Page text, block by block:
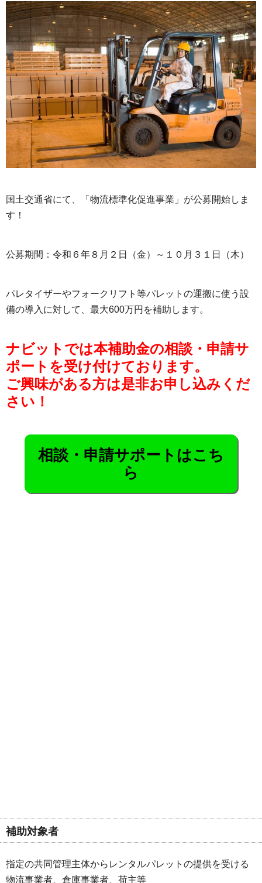
国土交通省にて、「物流標準化促進事業」が公募開始しま
す！
公募期間：令和６年８月２日（金）～１０月３１日（木）
パレタイザーやフォークリフト等パレットの運搬に使う設
備の導入に対して、最大600万円を補助します。
ナビットでは本補助金の相談・申請サ
ポートを受け付けております。
ご興味がある方は是非お申し込みくだ
さい！
相談・申請サポートはこち
ら
補助対象者
指定の共同管理主体からレンタルパレットの提供を受ける
物流事業者、倉庫事業者、荷主等